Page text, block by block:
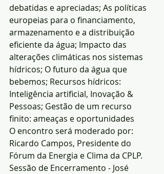
debatidas e apreciadas; As políticas
europeias para o financiamento,
armazenamento e a distribuição
eficiente da água; Impacto das
alterações climáticas nos sistemas
hídricos; O futuro da água que
bebemos; Recursos hídricos:
Inteligência artificial, Inovação &
Pessoas; Gestão de um recurso
finito: ameaças e oportunidades
O encontro será moderado por:
Ricardo Campos, Presidente do
Fórum da Energia e Clima da CPLP.
Sessão de Encerramento - José